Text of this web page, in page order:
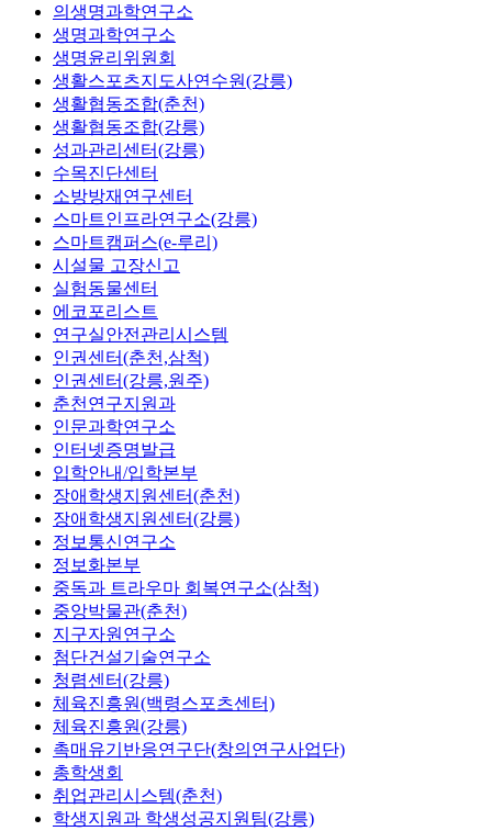
의생명과학연구소
생명과학연구소
생명윤리위원회
생활스포츠지도사연수원(강릉)
생활협동조합(춘천)
생활협동조합(강릉)
성과관리센터(강릉)
수목진단센터
소방방재연구센터
스마트인프라연구소(강릉)
스마트캠퍼스(e-루리)
시설물 고장신고
실험동물센터
에코포리스트
연구실안전관리시스템
인권센터(춘천,삼척)
인권센터(강릉,원주)
춘천연구지원과
인문과학연구소
인터넷증명발급
입학안내/입학본부
장애학생지원센터(춘천)
장애학생지원센터(강릉)
정보통신연구소
정보화본부
중독과 트라우마 회복연구소(삼척)
중앙박물관(춘천)
지구자원연구소
첨단건설기술연구소
청렴센터(강릉)
체육진흥원(백령스포츠센터)
체육진흥원(강릉)
촉매유기반응연구단(창의연구사업단)
총학생회
취업관리시스템(춘천)
학생지원과 학생성공지원팀(강릉)